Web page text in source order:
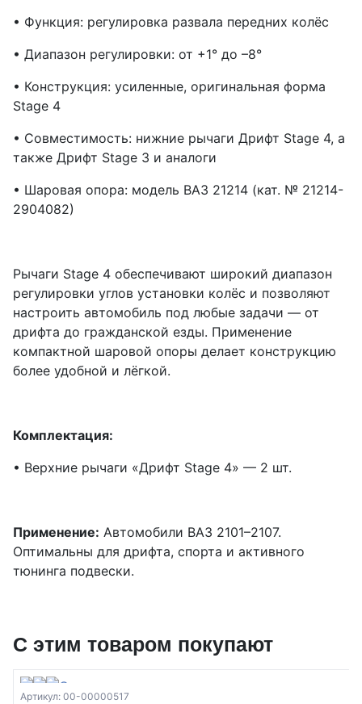
• Функция: регулировка развала передних колёс
• Диапазон регулировки: от +1° до –8°
• Конструкция: усиленные, оригинальная форма
Stage 4
• Совместимость: нижние рычаги Дрифт Stage 4, а
также Дрифт Stage 3 и аналоги
• Шаровая опора: модель ВАЗ 21214 (кат. № 21214-
2904082)
Рычаги Stage 4 обеспечивают широкий диапазон
регулировки углов установки колёс и позволяют
настроить автомобиль под любые задачи — от
дрифта до гражданской езды. Применение
компактной шаровой опоры делает конструкцию
более удобной и лёгкой.
Комплектация:
• Верхние рычаги «Дрифт Stage 4» — 2 шт.
Применение: Автомобили ВАЗ 2101–2107.
Оптимальны для дрифта, спорта и активного
тюнинга подвески.
С этим товаром покупают
Артикул: 00-00000517